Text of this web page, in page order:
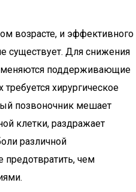
возрасте, и эффективного
существует. Для снижения
поддерживающие
хирургическое
позвоночник мешает
клетки, раздражает
различной
предотвратить, чем